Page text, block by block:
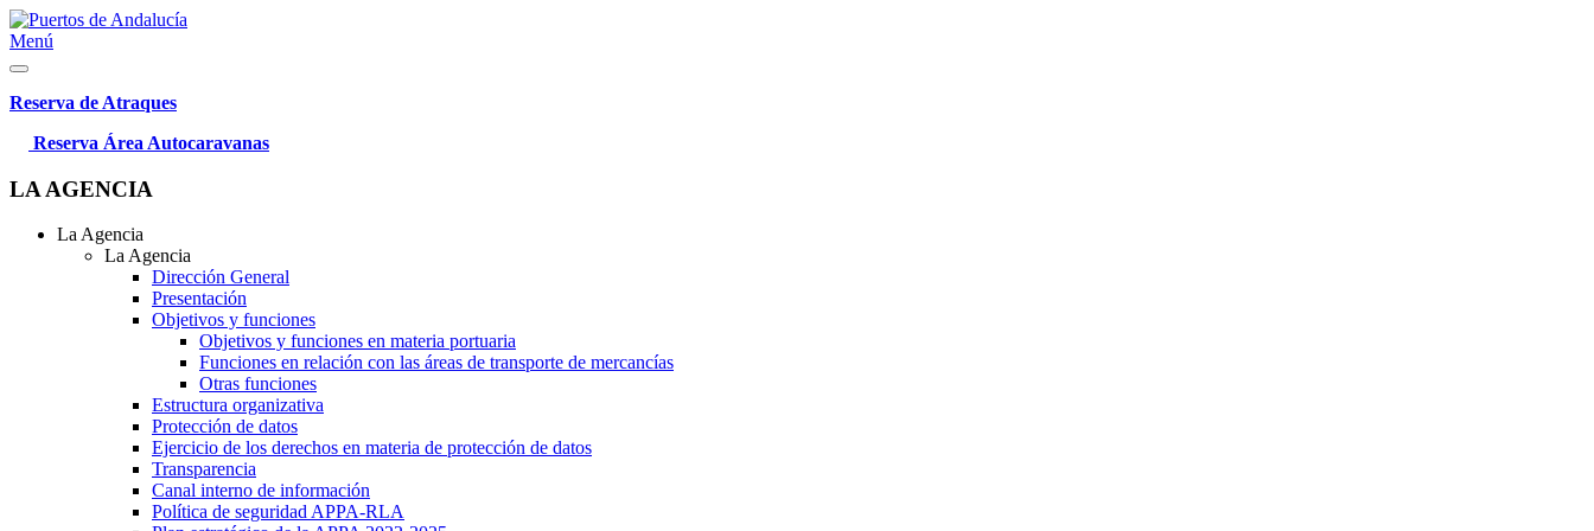
Menú
Reserva de Atraques
Reserva Área Autocaravanas
LA AGENCIA
La Agencia
La Agencia
Dirección General
Presentación
Objetivos y funciones
Objetivos y funciones en materia portuaria
Funciones en relación con las áreas de transporte de mercancías
Otras funciones
Estructura organizativa
Protección de datos
Ejercicio de los derechos en materia de protección de datos
Transparencia
Canal interno de información
Política de seguridad APPA-RLA